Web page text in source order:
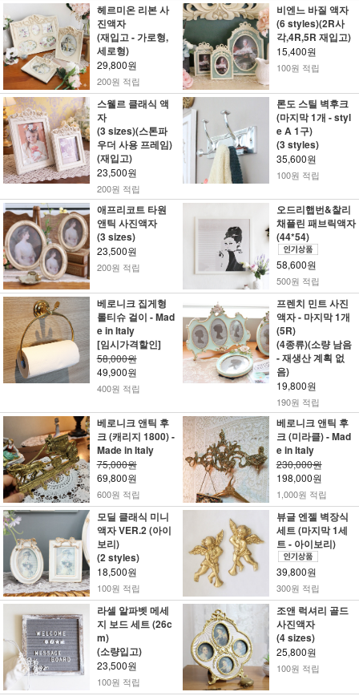
헤르미온 리본 사
진액자
(재입고 - 가로형,
세로형)
29,800원
200원 적립
비엔느 바질 액자
(6 styles)(2R사
각,4R,5R 재입고)
15,400원
100원 적립
스웰르 클래식 액
자
(3 sizes)(스톤파
우더 사용 프레임)
(재입고)
23,500원
200원 적립
론도 스틸 벽후크
(마지막 1개 - styl
e A 1구)
(3 styles)
35,600원
100원 적립
애프리코트 타원
앤틱 사진액자
(3 sizes)
23,500원
200원 적립
오드리햅번&찰리
채플린 패브릭액자
(44*54)
58,600원
500원 적립
베로니크 집게형
롤티슈 걸이 - Mad
e in Italy
[임시가격할인]
58,000원
49,900원
400원 적립
프렌치 민트 사진
액자 - 마지막 1개
(5R)
(4종류)(소량 남음
- 재생산 계획 없
음)
19,800원
190원 적립
베로니크 앤틱 후
크 (캐리지 1800) -
Made in Italy
75,000원
69,800원
600원 적립
베로니크 앤틱 후
크 (미라클) - Mad
e in Italy
230,000원
198,000원
1,000원 적립
모딜 클래식 미니
액자 VER.2 (아이
보리)
(2 styles)
18,500원
100원 적립
뷰글 엔젤 벽장식
세트 (마지막 1세
트 - 아이보리)
39,800원
300원 적립
라셀 알파벳 메세
지 보드 세트 (26c
m)
(소량입고)
23,500원
100원 적립
조앤 럭셔리 골드
사진액자
(4 sizes)
25,800원
100원 적립